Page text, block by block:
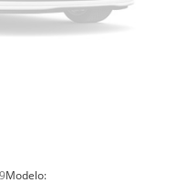
Modelo: